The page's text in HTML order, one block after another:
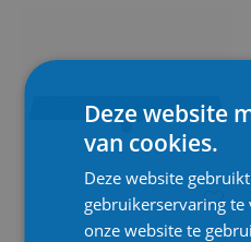
Deze website
van cookies.
Deze website
gebruikerservaring
onze website te